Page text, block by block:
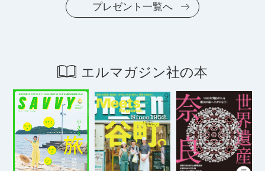
プレゼント一覧へ
エルマガジン社の本